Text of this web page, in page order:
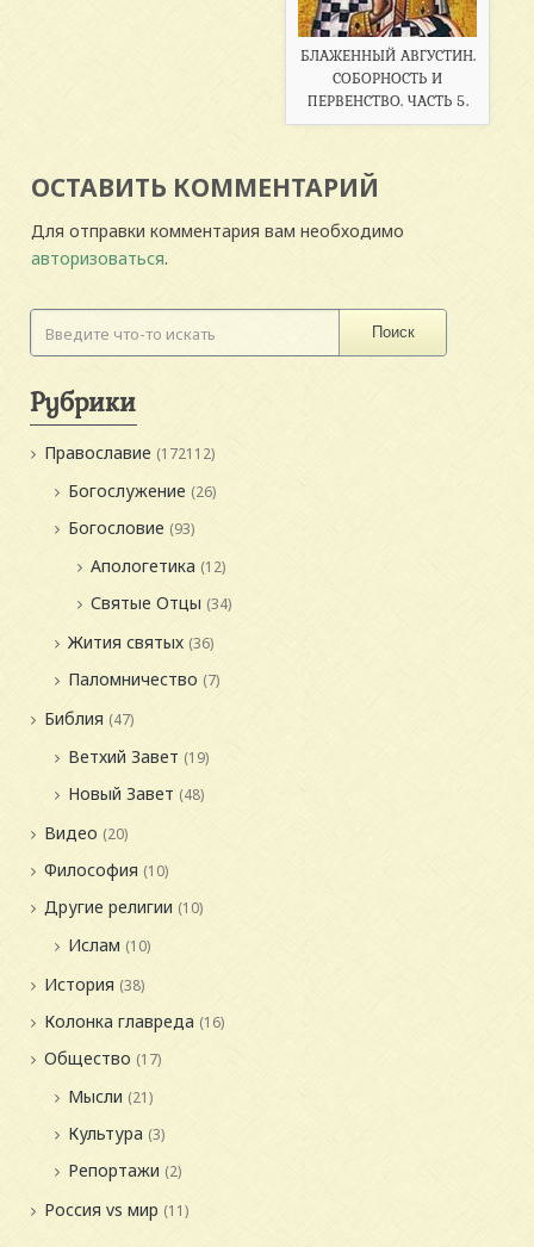
БЛАЖЕННЫЙ АВГУСТИН.
СОБОРНОСТЬ И
ПЕРВЕНСТВО. ЧАСТЬ 5.
ОСТАВИТЬ КОММЕНТАРИЙ
Для отправки комментария вам необходимо
авторизоваться.
Поиск
Рубрики
Православие (172112)
Богослужение (26)
Богословие (93)
Апологетика (12)
Святые Отцы (34)
Жития святых (36)
Паломничество (7)
Библия (47)
Ветхий Завет (19)
Новый Завет (48)
Видео (20)
Философия (10)
Другие религии (10)
Ислам (10)
История (38)
Колонка главреда (16)
Общество (17)
Мысли (21)
Культура (3)
Репортажи (2)
Россия vs мир (11)